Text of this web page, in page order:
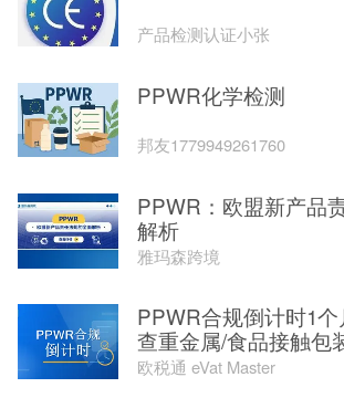
产品检测认证小张
PPWR化学检测
邦友1779949261760
PPWR：欧盟新产品
解析
雅玛森跨境
PPWR合规倒计时1
查重金属/食品接触包
欧税通 eVat Master